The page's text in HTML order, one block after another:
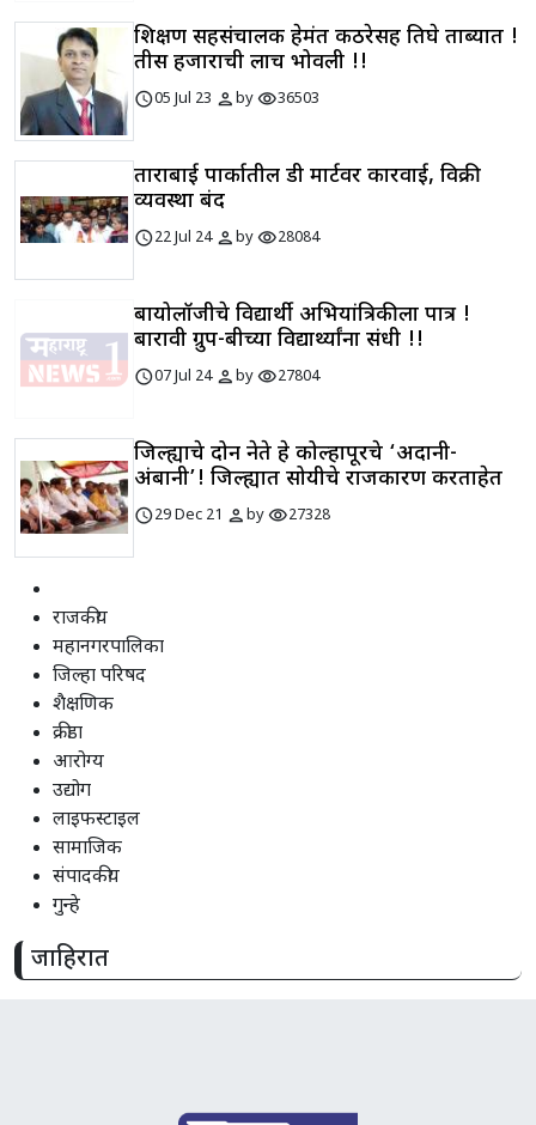
शिक्षण सहसंचालक हेमंत कठरेसह तिघे ताब्यात !
तीस हजाराची लाच भोवली !!
schedule05 Jul 23 personbyvisibility36503
ताराबाई पार्कातील डी मार्टवर कारवाई, विक्री
व्यवस्था बंद
schedule22 Jul 24 personbyvisibility28084
बायोलॉजीचे विद्यार्थी अभियांत्रिकीला पात्र !
बारावी ग्रुप-बीच्या विद्यार्थ्यांना संधी !!
schedule07 Jul 24 personbyvisibility27804
जिल्ह्याचे दोन नेते हे कोल्हापूरचे ‘अदानी-
अंबानी’! जिल्ह्यात सोयीचे राजकारण करताहेत
schedule29 Dec 21 personbyvisibility27328
राजकीय
महानगरपालिका
जिल्हा परिषद
शैक्षणिक
क्रीडा
आरोग्य
उद्योग
लाइफस्टाइल
सामाजिक
संपादकीय
गुन्हे
जाहिरात